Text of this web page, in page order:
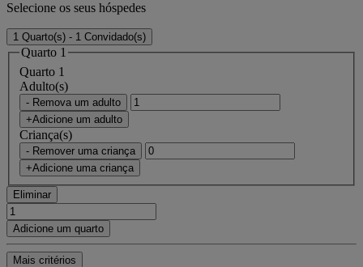
Selecione os seus hóspedes
1 Quarto(s) - 1 Convidado(s)
Quarto 1
Quarto 1
Adulto(s)
- Remova um adulto
+Adicione um adulto
Criança(s)
- Remover uma criança
+Adicione uma criança
Eliminar
Adicione um quarto
Mais critérios